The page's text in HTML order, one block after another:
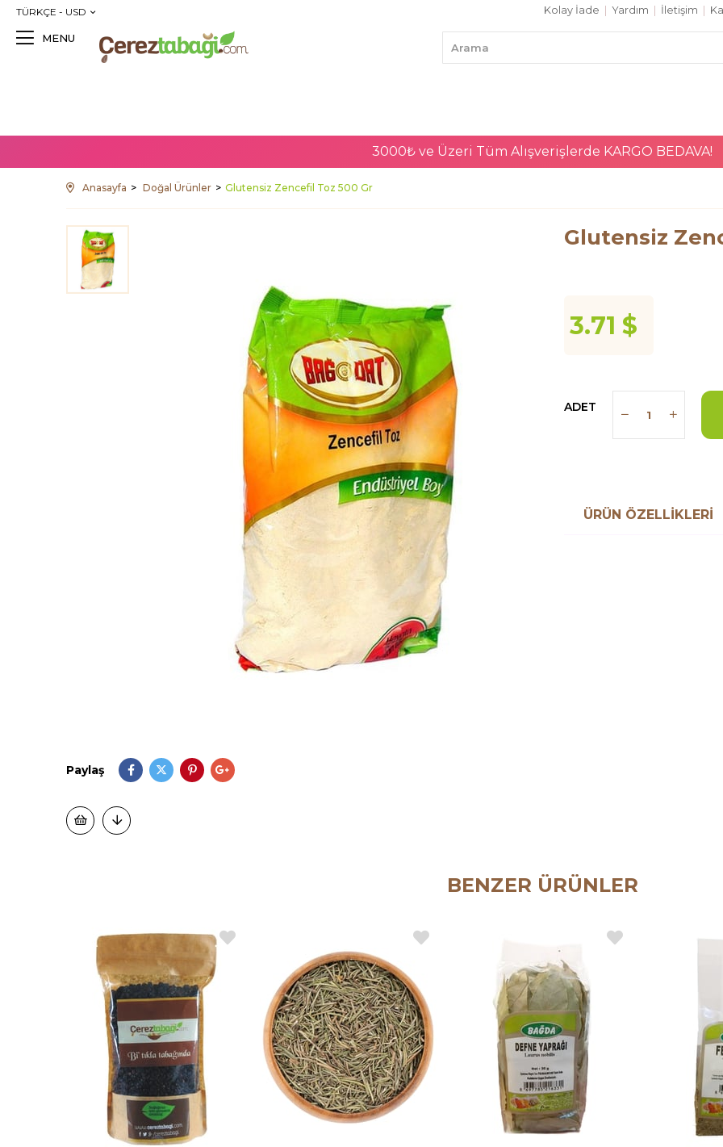
MENU
TÜRKÇE - USD Kolay İade Yardım İletişim
3000₺ ve Üzeri Tüm Alışverişlerde KARGO BEDAVA!
Anasayfa Doğal Ürünler Glutensiz Zencefil Toz 500 Gr
Paylaş
Glutensiz
3.71 $
ADET
ÜRÜN ÖZELLIKLERI
BENZER ÜRÜNLER